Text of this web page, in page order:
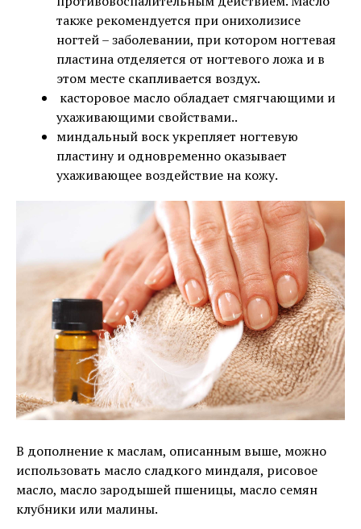
также рекомендуется при онихолизисе
ногтей – заболевании, при котором ногтевая
пластина отделяется от ногтевого ложа и в
этом месте скапливается воздух.
касторовое масло обладает смягчающими и
ухаживающими свойствами..
миндальный воск укрепляет ногтевую
пластину и одновременно оказывает
ухаживающее воздействие на кожу.
В дополнение к маслам, описанным выше, можно
использовать масло сладкого миндаля, рисовое
масло, масло зародышей пшеницы, масло семян
клубники или малины.